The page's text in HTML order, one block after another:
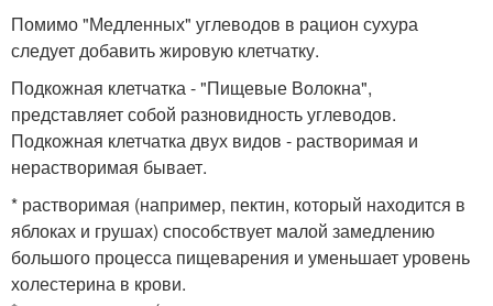
Помимо "Медленных" углеводов в рацион сухура
следует добавить жировую клетчатку.
Подкожная клетчатка - "Пищевые Волокна",
представляет собой разновидность углеводов.
Подкожная клетчатка двух видов - растворимая и
нерастворимая бывает.
* растворимая (например, пектин, который находится в
яблоках и грушах) способствует малой замедлению
большого процесса пищеварения и уменьшает уровень
холестерина в крови.